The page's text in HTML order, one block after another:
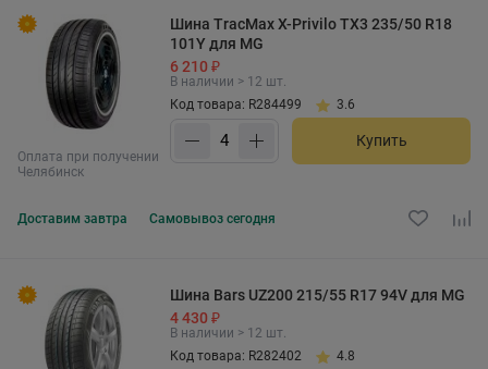
Оплата при получении
Челябинск
Шина TracMax X-Privilo TX3 235/50 R18
101Y для MG
6 210 ₽
В наличии > 12 шт.
Код товара: R284499
3.6
Купить
Доставим завтра Самовывоз сегодня
Шина Bars UZ200 215/55 R17 94V для MG
4 430 ₽
В наличии > 12 шт.
Код товара: R282402
4.8